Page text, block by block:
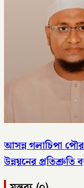
আসন্ন গলাচিপা
উন্নয়নের